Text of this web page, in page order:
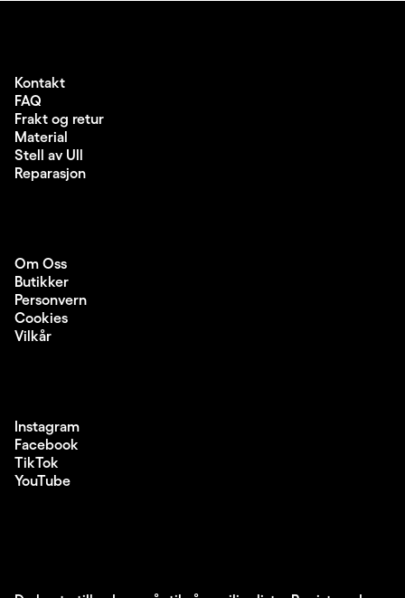
Kontakt
FAQ
Frakt og retur
Material
Stell av Ull
Reparasjon
Om Oss
Butikker
Personvern
Cookies
Vilkår
Instagram
Facebook
TikTok
YouTube